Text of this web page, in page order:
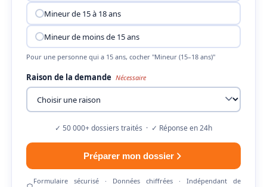
Mineur de 15 à 18 ans
Mineur de moins de 15 ans
Pour une personne qui a 15 ans, cocher "Mineur (15–18 ans)"
Raison de la demande Nécessaire
✓ 50 000+ dossiers traités · ✓ Réponse en 24h
Préparer mon dossier
Formulaire sécurisé · Données chiffrées · Indépendant de